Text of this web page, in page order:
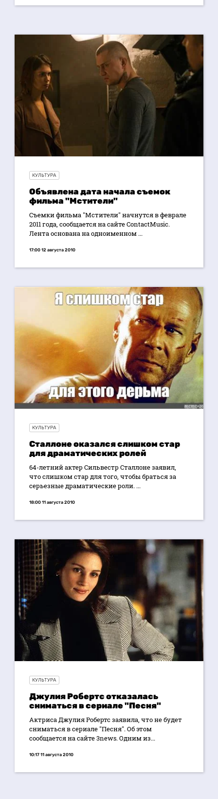
КУЛЬТУРА
Объявлена дата начала съемок
фильма "Мстители"
Съемки фильма "Мстители" начнутся в феврале
2011 года, сообщается на сайте ContactMusic.
Лента основана на одноименном ...
17:00 12 августа 2010
КУЛЬТУРА
Сталлоне оказался слишком стар
для драматических ролей
64-летний актер Сильвестр Сталлоне заявил,
что слишком стар для того, чтобы браться за
серьезные драматические роли. ...
18:00 11 августа 2010
КУЛЬТУРА
Джулия Робертс отказалась
сниматься в сериале "Песня"
Актриса Джулия Робертс заявила, что не будет
сниматься в сериале "Песня". Об этом
сообщается на сайте 3news. Одним из...
10:17 11 августа 2010